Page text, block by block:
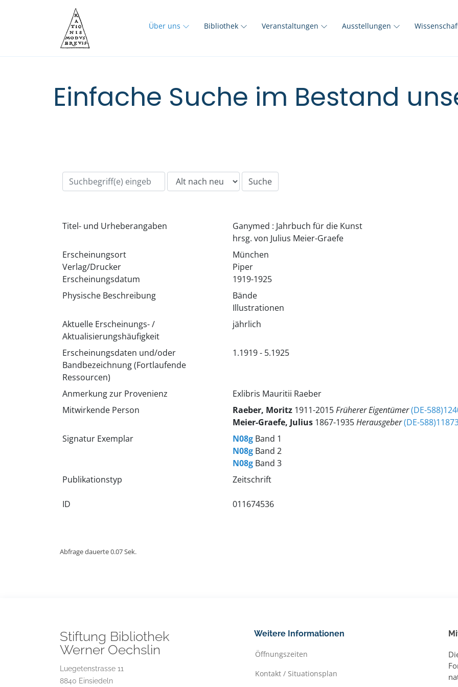
Über uns Bibliothek Veranstaltungen Ausstellungen
Einfache Suche im Bestand
Titel- und Urheberangaben
Ganymed : Jahrbuch für die Kunst
hrsg. von Julius Meier-Graefe
Erscheinungsort
Verlag/Drucker
Erscheinungsdatum
München
Piper
1919-1925
Physische Beschreibung
Bände
Illustrationen
Aktuelle Erscheinungs- /
Aktualisierungshäufigkeit
jährlich
Erscheinungsdaten und/oder
Bandbezeichnung (Fortlaufende
Ressourcen)
1.1919 - 5.1925
Anmerkung zur Provenienz
Exlibris Mauritii Raeber
Mitwirkende Person
Raeber, Moritz 1911-2015Früherer Eigentümer(DE-
Meier-Graefe, Julius 1867-1935Herausgeber(DE-
Signatur Exemplar
N08g Band 1
N08g Band 2
N08g Band 3
Publikationstyp
Zeitschrift
ID 011674536
Abfrage dauerte 0.07 Sek.
Stiftung Bibliothek
Werner Oechslin
Luegetenstrasse 11
8840 Einsiedeln
Weitere Informationen
Öffnungszeiten
Kontakt / Situationsplan